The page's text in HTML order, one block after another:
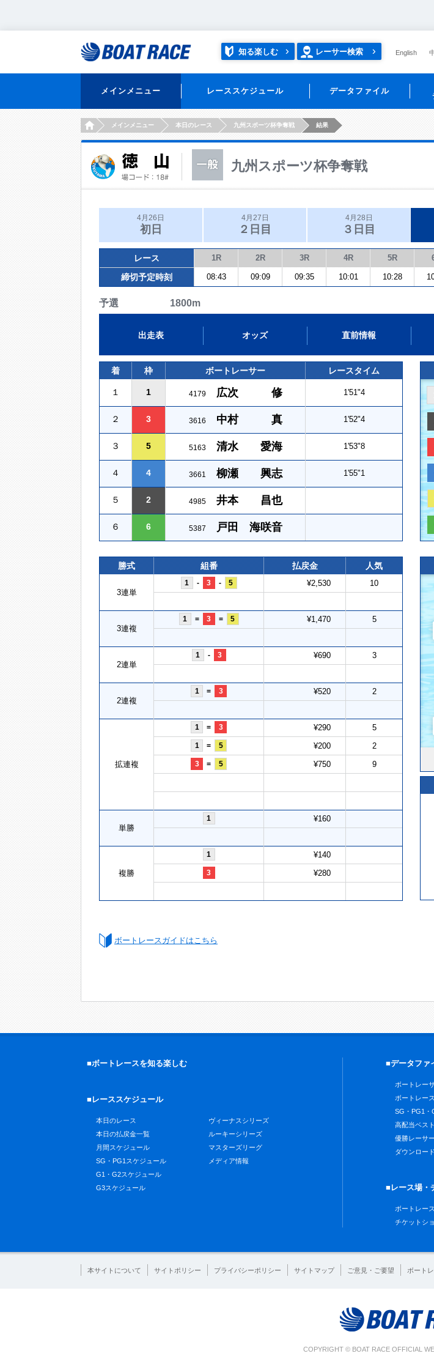
知る楽しむ レーサー検索 English
メインメニュー レーススケジュール データファイル
HOMEメインメニュー 本日のレース 九州スポーツ杯争奪戦 結果
九州スポーツ杯争奪戦
4月26日
初日
4月27日
２日目
4月28日
３日目
レース 1R 2R 3R 4R 5R
締切予定時刻 08:43 09:09 09:35 10:01 10:28
予選 1800m
出走表 オッズ 直前情報
着 枠 ボートレーサー レースタイム
１ 1 4179 広次 修 1'51"4
２ 3 3616 中村 真 1'52"4
３ 5 5163 清水 愛海 1'53"8
４ 4 3661 柳瀬 興志 1'55"1
５ 2 4985 井本 昌也
６ 6 5387 戸田 海咲音
勝式 組番 払戻金 人気
3連単
1 - 3 - 5 ¥2,530 10
3連複
1 = 3 = 5 ¥1,470 5
2連単
1 - 3 ¥690 3
2連複
1 = 3 ¥520 2
拡連複
1 = 3 ¥290 5
1 = 5 ¥200 2
3 = 5 ¥750 9
単勝
1 ¥160
複勝
1 ¥140
3 ¥280
ボートレースガイドはこちら
■ボートレースを知る楽しむ
■レーススケジュール
本日のレース
本日の払戻金一覧
月間スケジュール
SG・PG1スケジュール
G1・G2スケジュール
G3スケジュール
ヴィーナスシリーズ
ルーキーシリーズ
マスターズリーグ
メディア情報
■データファ
ボートレー
ボートレー
SG・PG1・
高配当ベス
優勝レーサ
ダウンロー
■レース場・
ボートレー
チケットシ
本サイトについて サイトポリシー プライバシーポリシー サイトマップ ご意見・ご要望 ボート
COPYRIGHT © BOAT RACE OFFICIAL